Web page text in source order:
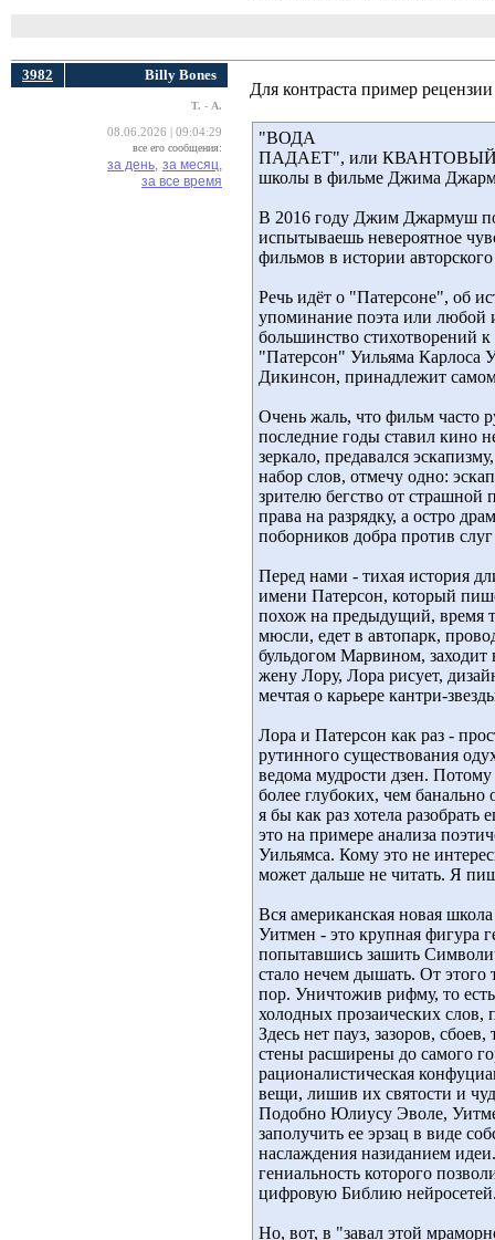
3982 Billy Bоnes
Т. - А.
08.06.2026 | 09:04:29
все его сообщения:
за день, за месяц,
за все время
Для контраста пример
"ВОДА
ПАДАЕТ", или КВАНТОВЫЙ
школы в фильме Джима
В 2016 году Джим Джармуш
испытываешь невероятное
фильмов в истории
Речь идёт о "Патерсоне", об
упоминание поэта или любой
большинство стихотворений
"Патерсон" Уильяма Карлоса
Дикинсон, принадлежит
Очень жаль, что фильм часто
последние годы ставил кино
зеркало, предавался
набор слов, отмечу одно:
зрителю бегство от
права на разрядку, а остро
поборников добра против
Перед нами - тихая история
имени Патерсон, который
похож на предыдущий, время
мюсли, едет в автопарк,
бульдогом Марвином,
жену Лору, Лора рисует,
мечтая о карьере кантри-
Лора и Патерсон как раз -
рутинного существования
ведома мудрости дзен.
более глубоких, чем
я бы как раз хотела
это на примере анализа
Уильямса. Кому это не
может дальше не читать. Я
Вся американская новая
Уитмен - это крупная фигура
попытавшись зашить
стало нечем дышать. От этого
пор. Уничтожив рифму, то
холодных прозаических слов,
Здесь нет пауз, зазоров,
стены расширены до самого
рационалистическая
вещи, лишив их святости и
Подобно Юлиусу Эволе,
заполучить ее эрзац в виде
наслаждения назиданием
гениальность которого
цифровую Библию
Но, вот, в "завал этой